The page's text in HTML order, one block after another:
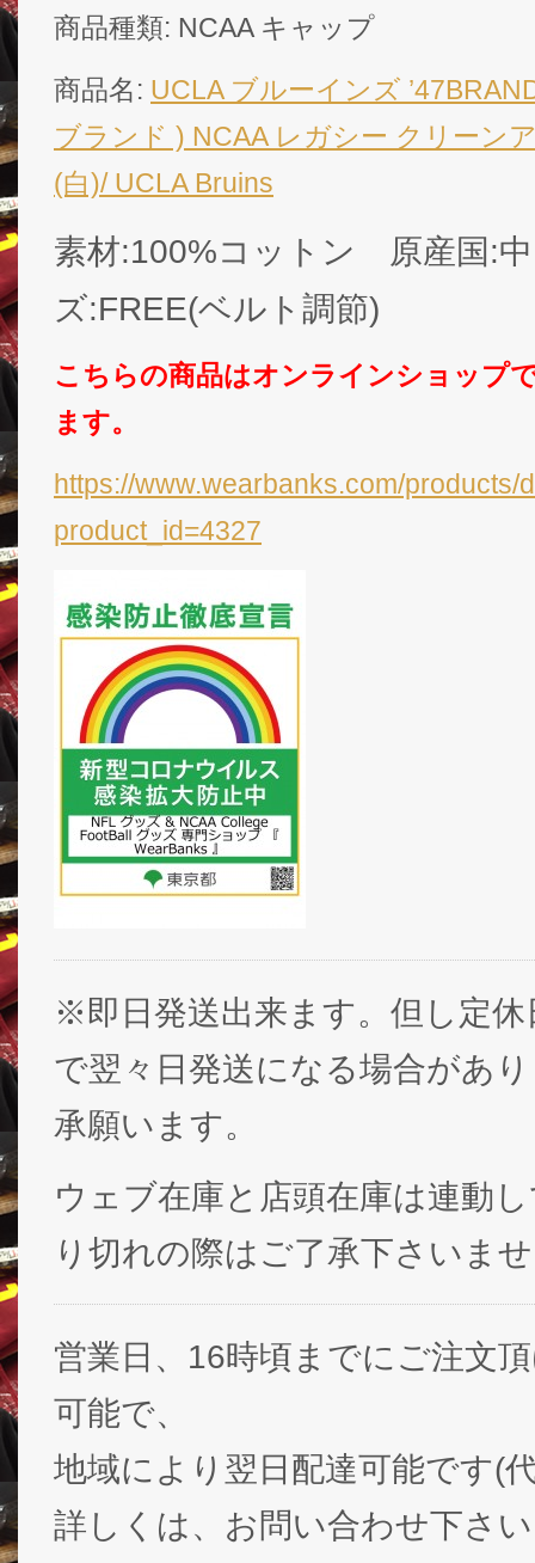
商品種類: NCAA キャップ
商品名: UCLA ブルーインズ
ブランド ) NCAA レガシー クリーン
(白)/ UCLA Bruins
素材:100%コットン 原産国:
ズ:FREE(ベルト調節)
こちらの商品はオンラインショップ
ます。
https://www.wearbanks.com/products/
product_id=4327
※即日発送出来ます。但し定休
で翌々日発送になる場合があ
承願います。
ウェブ在庫と店頭在庫は連動
り切れの際はご了承下さいま
営業日、16時頃までにご注文
可能で、
地域により翌日配達可能です(
詳しくは、お問い合わせ下さ